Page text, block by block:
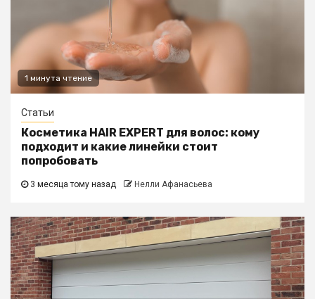
1 минута чтение
Статьи
Косметика HAIR EXPERT для волос: кому
подходит и какие линейки стоит
попробовать
3 месяца тому назад Нелли Афанасьева